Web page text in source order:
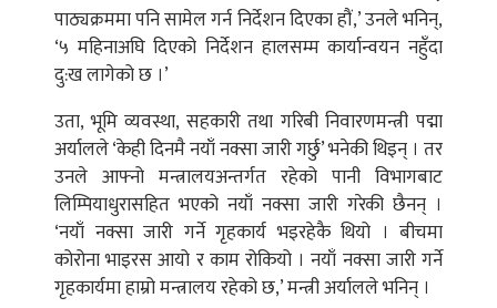
पाठ्यक्रममा पनि सामेल गर्न निर्देशन दिएका हौं,’ उनले भनिन्,
‘५ महिनाअघि दिएको निर्देशन हालसम्म कार्यान्वयन नहुँदा
दु:ख लागेको छ ।’
उता, भूमि व्यवस्था, सहकारी तथा गरिबी निवारणमन्त्री पद्मा
अर्यालले ‘केही दिनमै नयाँ नक्सा जारी गर्छु’ भनेकी थिइन् । तर
उनले आफ्नो मन्त्रालयअन्तर्गत रहेको पानी विभागबाट
लिम्पियाधुरासहित भएको नयाँ नक्सा जारी गरेकी छैनन् ।
‘नयाँ नक्सा जारी गर्ने गृहकार्य भइरहेकै थियो । बीचमा
कोरोना भाइरस आयो र काम रोकियो । नयाँ नक्सा जारी गर्ने
गृहकार्यमा हाम्रो मन्त्रालय रहेको छ,’ मन्त्री अर्यालले भनिन् ।